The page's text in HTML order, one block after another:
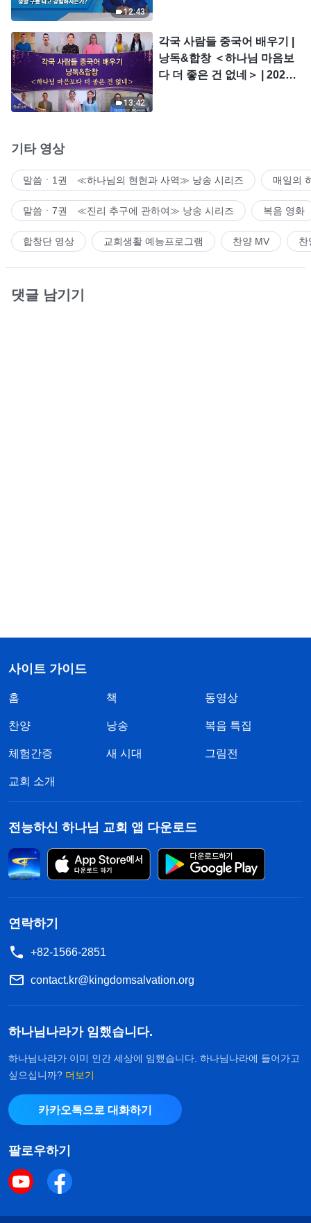
12:43
13:42
각국 사람들 중국어 배우기 |
낭독&합창 ＜하나님 마음보
다 더 좋은 건 없네＞ | 2026
기타 영상
말씀ㆍ1권 ≪하나님의 현현과 사역≫ 낭송 시리즈 매일의
말씀ㆍ7권 ≪진리 추구에 관하여≫ 낭송 시리즈 복음 영화
합창단 영상 교회생활 예능프로그램 찬양 MV 찬
댓글 남기기
사이트 가이드
홈 책 동영상
찬양 낭송 복음 특집
체험간증 새 시대 그림전
교회 소개
전능하신 하나님 교회 앱 다운로드
연락하기
+82-1566-2851
contact.kr@kingdomsalvation.org
하나님나라가 임했습니다.
하나님나라가 이미 인간 세상에 임했습니다. 하나님나라에 들어가고
싶으십니까? 더보기
카카오톡으로 대화하기
팔로우하기